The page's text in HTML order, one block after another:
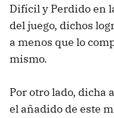
Difícil y Perdido en
del juego, dichos
a menos que lo
mismo.
Por otro lado, dicha
el añadido de este